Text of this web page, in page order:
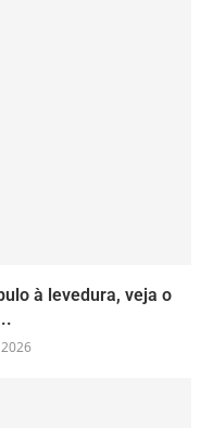
à levedura, veja o